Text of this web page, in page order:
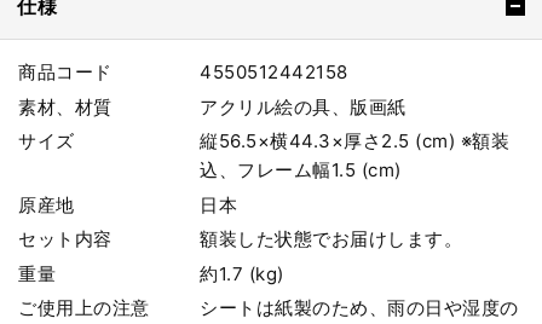
仕様
商品コード
4550512442158
素材、材質
アクリル絵の具、版画紙
サイズ
縦56.5×横44.3×厚さ2.5 (cm) ※額装
込、フレーム幅1.5 (cm)
原産地
日本
セット内容
額装した状態でお届けします。
重量
約1.7 (kg)
ご使用上の注意
シートは紙製のため、雨の日や湿度の